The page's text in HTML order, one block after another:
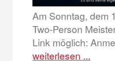
Am Sonntag, dem
Two-Person
Link möglich:
weiterlesen ...